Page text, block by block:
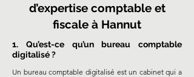
d’expertise comptable et
fiscale à Hannut
1. Qu’est-ce qu’un bureau comptable
digitalisé ?
Un bureau comptable digitalisé est un cabinet qui a